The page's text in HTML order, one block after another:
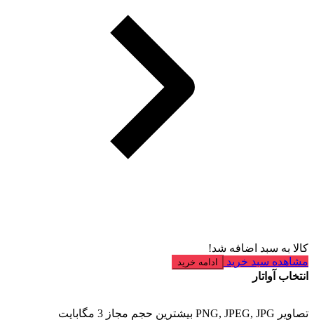
کالا به سبد اضافه شد!
مشاهده سبد خرید
ادامه خرید
انتخاب آواتار
تصاویر PNG, JPEG, JPG بیشترین حجم مجاز 3 مگابایت